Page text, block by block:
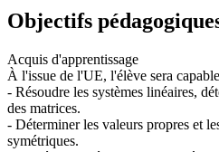
Objectifs
Acquis d'apprentissage
À l'issue de l'UE, l'élève sera
- Résoudre les systèmes linéaires,
des matrices.
- Déterminer les valeurs propres et
symétriques.